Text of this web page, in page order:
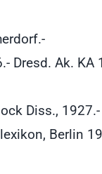
Dresd. Ak.
Diss.,
Berlin